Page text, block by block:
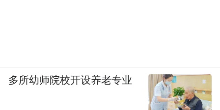
多所幼师院校开设养老专业